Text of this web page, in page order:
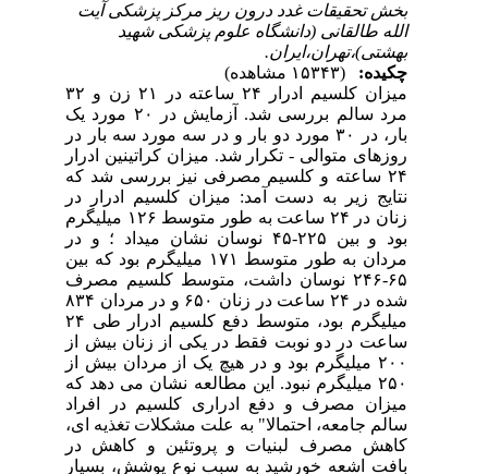
بخش تحقیقات غدد درون ریز مرکز پزشکی آیت
الله طالقانی (دانشگاه علوم پزشکی شهید
بهشتی)،تهران،ایران.
چکیده:
میزان کلسیم ادرار ۲۴ ساعته در ۲۱ زن و ۳۲
مرد سالم بررسی شد. آزمایش در ۲۰ مورد یک
بار، در ۳۰ مورد دو بار و در سه مورد سه بار در
روزهای متوالی - تکرار شد. میزان کراتینین ادرار
۲۴ ساعته و کلسیم مصرفی نیز بررسی شد که
نتایج زیر به دست آمد: میزان کلسیم ادرار در
زنان در ۲۴ ساعت به طور متوسط ۱۲۶ میلیگرم
بود و بین ۲۲۵-۴۵ نوسان نشان میداد ؛ و در
مردان به طور متوسط ۱۷۱ میلیگرم بود که بین
۶۵-۲۴۶ نوسان داشت، متوسط کلسیم مصرف
شده در ۲۴ ساعت در زنان ۶۵۰ و در مردان ۸۳۴
میلیگرم بود، متوسط دفع کلسیم ادرار طی ۲۴
ساعت در دو نوبت فقط در یکی از زنان بیش از
۲۰۰ میلیگرم بود و در هیچ یک از مردان بیش از
۲۵۰ میلیگرم نبود. این مطالعه نشان می دهد که
میزان مصرف و دفع ادراری کلسیم در افراد
سالم جامعه، احتمالا" به علت مشکلات تغذیه ای،
کاهش مصرف لبنیات و پروتئین و کاهش در
بافت اشعه خورشید به سبب نوع پوشش، بسیار